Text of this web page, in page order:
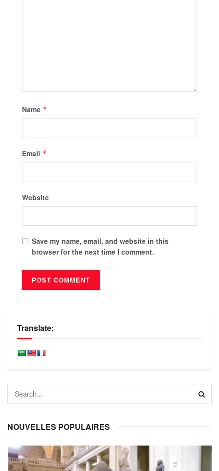
Name *
Email *
Website
Save my name, email, and website in this
browser for the next time I comment.
Translate:
NOUVELLES POPULAIRES